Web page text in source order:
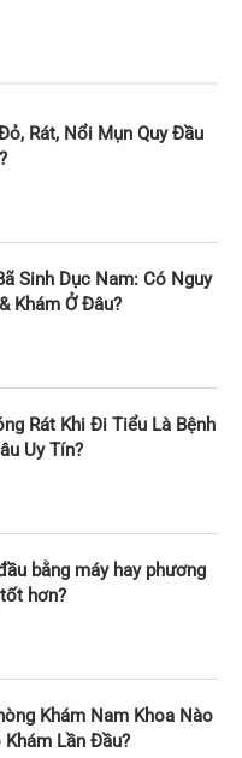
Rát, Nổi Mụn Quy Đầu
Sinh Dục Nam: Có Nguy
Khám Ở Đâu?
Rát Khi Đi Tiểu Là Bệnh
Uy Tín?
bằng máy hay phương
hơn?
Khám Nam Khoa Nào
Khám Lần Đầu?